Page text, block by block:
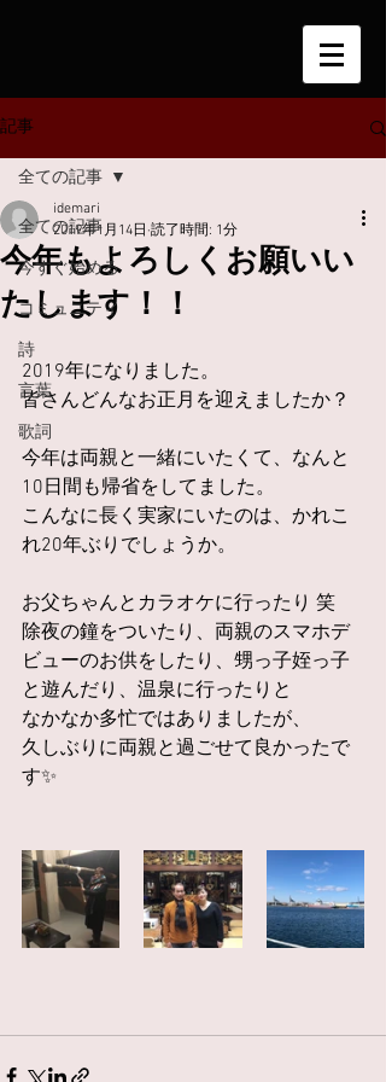
記事
全ての記事
今すぐ始める
コミュニティ
詩
言葉
歌詞
全ての記事
今年もよろしくお願いい
たします！！
idemari
2019年1月14日 読了時間: 1分
2019年になりました。
皆さんどんなお正月を迎えましたか？
今年は両親と一緒にいたくて、なんと
10日間も帰省をしてました。
こんなに長く実家にいたのは、かれこ
れ20年ぶりでしょうか。
お父ちゃんとカラオケに行ったり 笑
除夜の鐘をついたり、両親のスマホデ
ビューのお供をしたり、甥っ子姪っ子
と遊んだり、温泉に行ったりと
なかなか多忙ではありましたが、
久しぶりに両親と過ごせて良かったで
す✨